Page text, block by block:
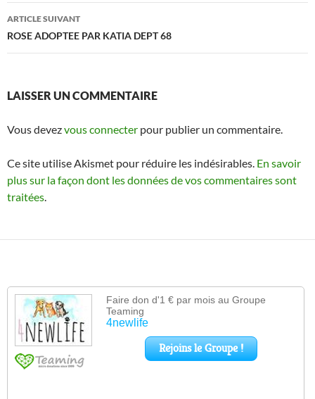
articles
ARTICLE SUIVANT
ROSE ADOPTEE PAR KATIA DEPT 68
LAISSER UN COMMENTAIRE
Vous devezvous connecter pour publier un commentaire.
Ce site utilise Akismet pour réduire les indésirables. En savoir
plus sur la façon dont les données de vos commentaires sont
traitées.